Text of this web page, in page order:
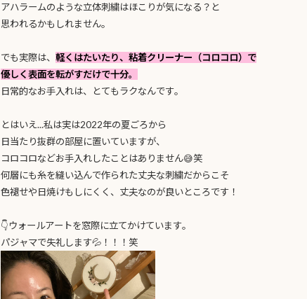
アハラームのような立体刺繍はほこりが気になる？と
思われるかもしれません。
でも実際は、 軽くはたいたり、粘着クリーナー（コロコロ）で
優しく表面を転がすだけで十分。
日常的なお手入れは、とてもラクなんです。
とはいえ...私は実は2022年の夏ごろから
日当たり抜群の部屋に置いていますが、
コロコロなどお手入れしたことはありません😅笑
何層にも糸を縫い込んで作られた丈夫な刺繍だからこそ
色褪せや日焼けもしにくく、丈夫なのが良いところです！
👇ウォールアートを窓際に立てかけています。
パジャマで失礼します💦！！！笑